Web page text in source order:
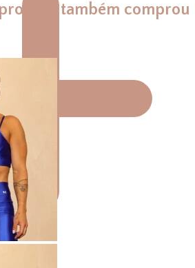
também comprou